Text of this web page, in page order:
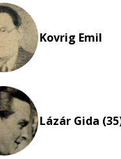
Kovrig Emil
Lázár Gida